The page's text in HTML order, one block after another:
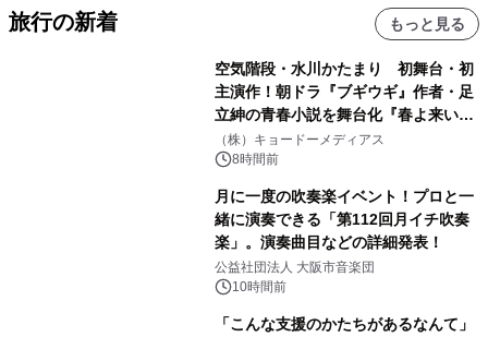
旅行の新着 もっと見る
空気階段・水川かたまり 初舞台・初
主演作！朝ドラ『ブギウギ』作者・足
立紳の青春小説を舞台化『春よ来い、
マジで来い』キービジュアル解禁！
（株）キョードーメディアス
8時間前
月に一度の吹奏楽イベント！プロと一
緒に演奏できる「第112回月イチ吹奏
楽」。演奏曲目などの詳細発表！
公益社団法人 大阪市音楽団
10時間前
「こんな支援のかたちがあるなんて」